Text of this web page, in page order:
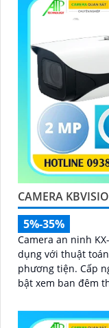
CAMERA
5%-35%
Camera an ninh
dụng với thuật
phương tiện. Cấp nguồn qua dây tín hiệu công nghệ nổi
bật xem ban đêm